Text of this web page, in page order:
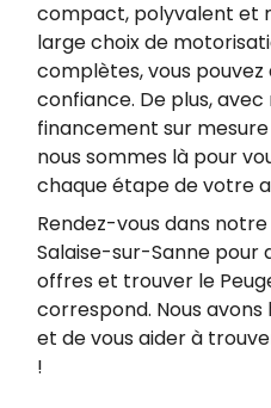
compact, polyvalent et
large choix de
complètes, vous
confiance. De plus, avec
financement sur
nous sommes là pour
chaque étape de votre
Rendez-vous dans
Salaise-sur-Sanne pour
offres et trouver le
correspond. Nous
et de vous aider à
!